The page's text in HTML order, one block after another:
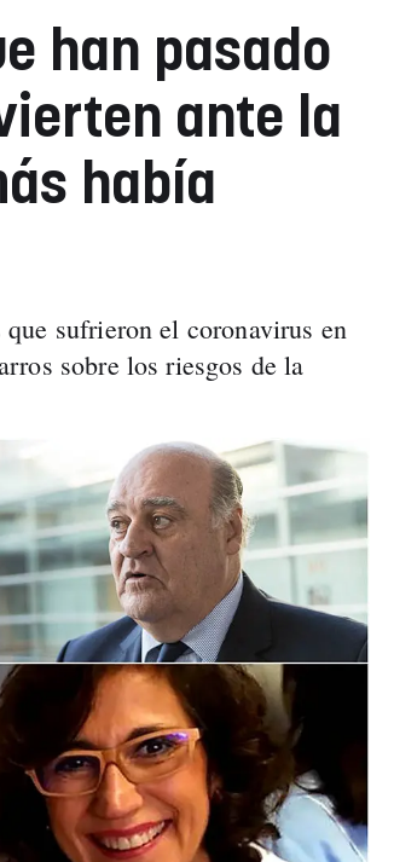
han pasado
ante la
había
sufrieron el coronavirus en
sobre los riesgos de la